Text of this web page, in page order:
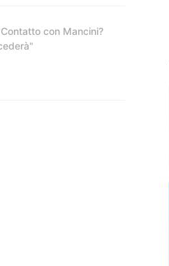
con Mancini?